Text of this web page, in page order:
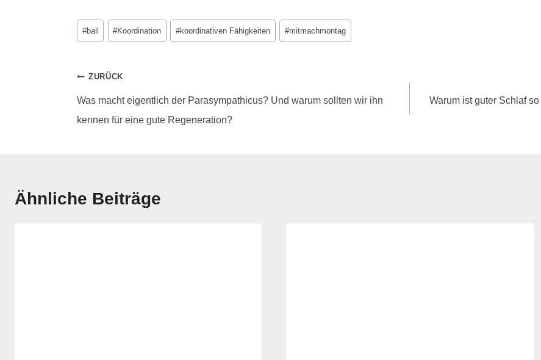
#ball #Koordination #koordinativen Fähigkeiten #mitmachmontag
ZURÜCK
Was macht eigentlich der Parasympathicus? Und warum sollten wir ihn
kennen für eine gute Regeneration?
Warum ist guter Schlaf
Ähnliche Beiträge